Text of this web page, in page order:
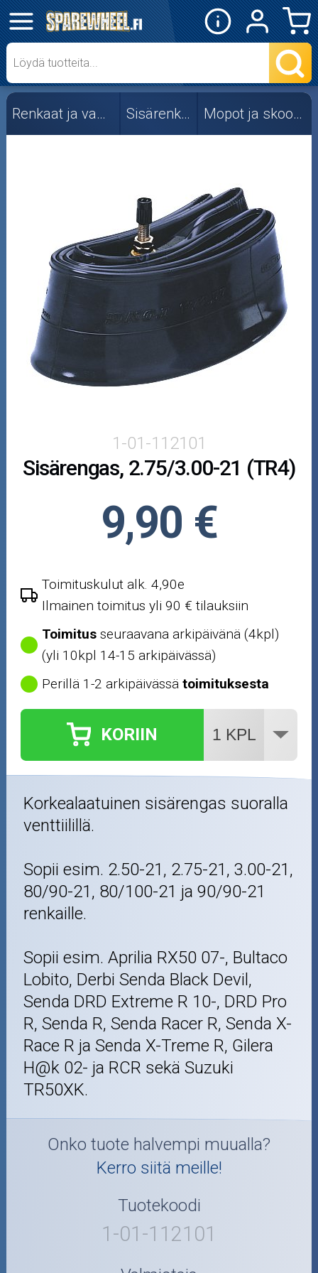
✕
Mopon osat
Skootterin osat
Crossipyörän osat
Moottorikelkan osat
Mopoauton osat
Mönkijän osat
Puutarha ja metsä
Ajovarusteet
Öljyt ja kemikaalit
Outlet-tuotteet
Renkaat ja vanteet Sisärenkaat Mopot ja skootterit
1-01-112101
Sisärengas, 2.75/3.00-21 (TR4)
9,90 €
Toimituskulut alk. 4,90e
Ilmainen toimitus yli 90 € tilauksiin
Toimitus seuraavana arkipäivänä (4kpl)
(yli 10kpl 14-15 arkipäivässä)
Perillä 1-2 arkipäivässätoimituksesta
KORIIN
Korkealaatuinen sisärengas suoralla
venttiilillä.
Sopii esim. 2.50-21, 2.75-21, 3.00-21,
80/90-21, 80/100-21 ja 90/90-21
renkaille.
Sopii esim. Aprilia RX50 07-, Bultaco
Lobito, Derbi Senda Black Devil,
Senda DRD Extreme R 10-, DRD Pro
R, Senda R, Senda Racer R, Senda X-
Race R ja Senda X-Treme R, Gilera
H@k 02- ja RCR sekä Suzuki
TR50XK.
Onko tuote halvempi muualla?
Kerro siitä meille!
Tuotekoodi
1-01-112101